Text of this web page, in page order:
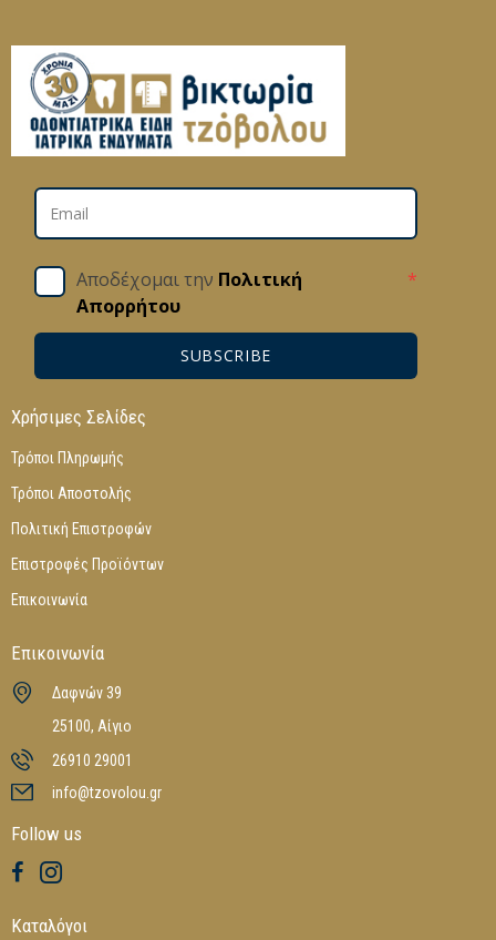
Αποδέχομαι την Πολιτική
Απορρήτου
*
SUBSCRIBE
Χρήσιμες Σελίδες
Τρόποι Πληρωμής
Τρόποι Αποστολής
Πολιτική Επιστροφών
Επιστροφές Προϊόντων
Επικοινωνία
Επικοινωνία
Δαφνών 39
25100, Αίγιο
26910 29001
info@tzovolou.gr
Follow us
Καταλόγοι